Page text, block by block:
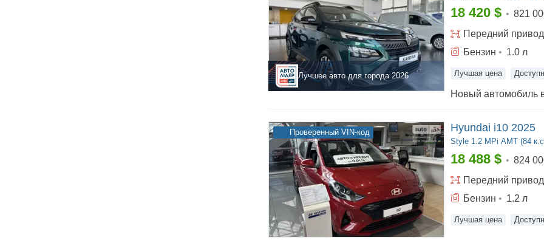
Лучшее авто для города 2026
18 420 $ • 821
Передний привод
Бензин • 1.0 л
Лучшая цена
Hyundai i10 2025
Style 1.2 MPi АMT (84
18 488 $ • 824
Передний привод
Бензин • 1.2 л
Проверенный VIN-код
Лучшая цена